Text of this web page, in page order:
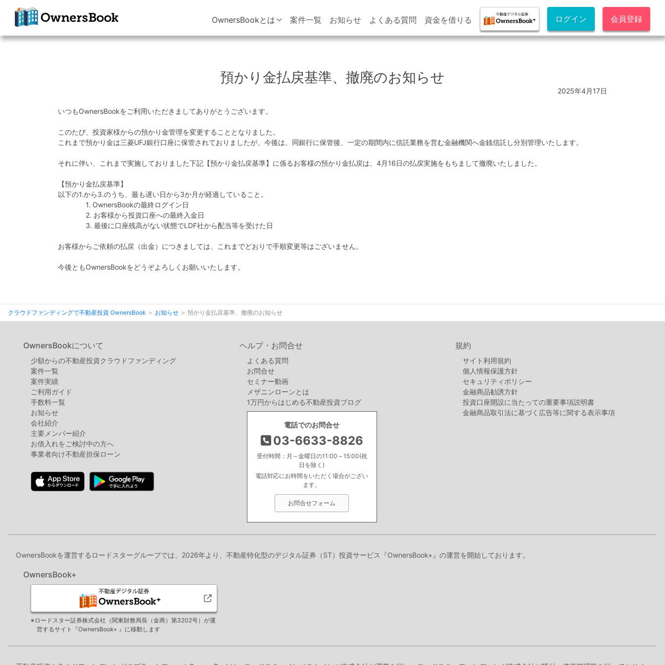
クラウドファン
OwnersBookとは 案件一覧 お知らせ よくある質問 資金を借りる ログイン 会員登録
預かり金払戻基準、撤廃のお知らせ
2025年4月17日
いつもOwnersBookをご利用いただきましてありがとうございます。
このたび、投資家様からの預かり金管理を変更することとなりました。
これまで預かり金は三菱UFJ銀行口座に保管されておりましたが、今後は、同銀行に保管後、一定の期間内に信託業務を営む金融機関へ金銭信託し分別管理いたします。
それに伴い、これまで実施しておりました下記【預かり金払戻基準】に係るお客様の預かり金払戻は、4月16日の払戻実施をもちまして撤廃いたしました。
【預かり金払戻基準】
以下の1.から3.のうち、最も遅い日から3か月が経過していること。
1. OwnersBookの最終ログイン日
2. お客様から投資口座への最終入金日
3. 最後に口座残高がない状態でLDF社から配当等を受けた日
お客様からご依頼の払戻（出金）につきましては、これまでどおりで手順変更等はございません。
今後ともOwnersBookをどうぞよろしくお願いいたします。
クラウドファンディングで不動産投資 OwnersBook お知らせ 預かり金払戻基準、撤廃のお知らせ
OwnersBookについて
少額からの不動産投資クラウドファンディング
案件⼀覧
案件実績
ご利用ガイド
手数料一覧
お知らせ
会社紹介
主要メンバー紹介
お借入れをご検討中の方へ
事業者向け不動産担保ローン
ヘルプ・お問合せ
よくある質問
お問合せ
セミナー動画
メザニンローンとは
1万円からはじめる不動産投資ブログ
電話でのお問合せ
03-6633-8826
受付時間：月～金曜日の11:00～15:00(祝
日を除く)
電話対応にお時間をいただく場合がござい
ます。
お問合せフォーム
規約
サイト利用規約
個人情報保護方針
セキュリティポリシー
金融商品勧誘方針
投資口座開設に当たっての重要事項説明書
金融商品取引法に基づく広告等に関する表示事項
OwnersBookを運営するロードスターグループでは、2026年より、不動産特化型のデジタル証券（ST）投資サービス『OwnersBook+』の運営を開始しております。
OwnersBook+
※ロードスター証券株式会社（関東財務局長（金商）第3202号）が運
営するサイト『OwnersBook+ 』に移動します